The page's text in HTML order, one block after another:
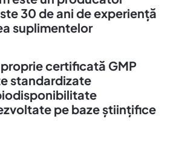
30 de ani de experiență
suplimentelor
certificată GMP
standardizate
pe baze științifice